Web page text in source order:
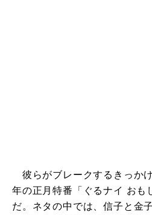
彼らがブレークするきっか
年の正月特番「ぐるナイ おも
だ。ネタの中では、信子と金